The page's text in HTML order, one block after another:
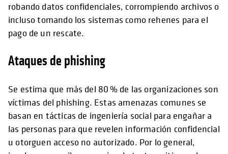
robando datos confidenciales, corrompiendo archivos o
incluso tomando los sistemas como rehenes para el
pago de un rescate.
Ataques de phishing
Se estima que más del 80⁠ ⁠% de las organizaciones son
víctimas del phishing. Estas amenazas comunes se
basan en tácticas de ingeniería social para engañar a
las personas para que revelen información confidencial
u otorguen acceso no autorizado. Por lo general,